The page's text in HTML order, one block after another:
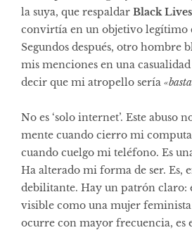
la suya, que respaldar Black
convirtía en un objetivo legítimo
Segundos después, otro hombre
mis menciones en una
decir que mi atropello sería
No es ‘solo internet’. Este abuso
mente cuando cierro mi
cuando cuelgo mi teléfono. Es
Ha alterado mi forma de ser. Es,
debilitante. Hay un patrón claro:
visible como una mujer feminista
ocurre con mayor frecuencia, es